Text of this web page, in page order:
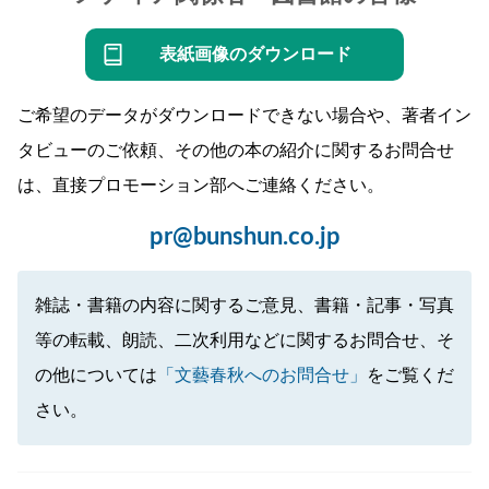
表紙画像のダウンロード
ご希望のデータがダウンロードできない場合や、著者イン
タビューのご依頼、その他の本の紹介に関するお問合せ
は、直接プロモーション部へご連絡ください。
pr@bunshun.co.jp
雑誌・書籍の内容に関するご意見、書籍・記事・写真
等の転載、朗読、二次利用などに関するお問合せ、そ
の他については 「文藝春秋へのお問合せ」
をご覧くだ
さい。